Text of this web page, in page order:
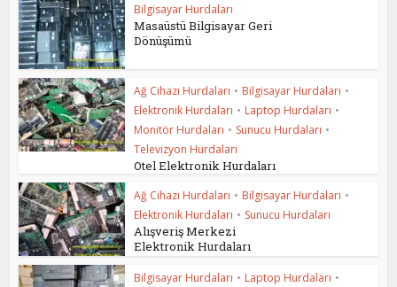
Bilgisayar Hurdaları
Masaüstü Bilgisayar Geri
Dönüşümü
Ağ Cihazı Hurdaları • Bilgisayar Hurdaları •
Elektronik Hurdaları • Laptop Hurdaları •
Monitör Hurdaları • Sunucu Hurdaları •
Televizyon Hurdaları
Otel Elektronik Hurdaları
Ağ Cihazı Hurdaları • Bilgisayar Hurdaları •
Elektronik Hurdaları • Sunucu Hurdaları
Alışveriş Merkezi
Elektronik Hurdaları
Bilgisayar Hurdaları • Laptop Hurdaları •